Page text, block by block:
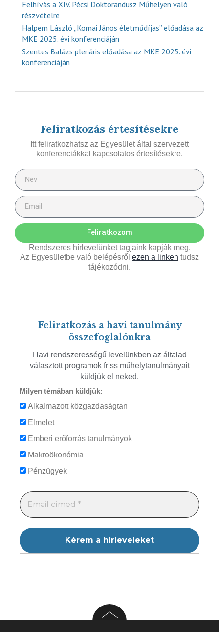
Felhívás a XIV. Pécsi Doktorandusz Műhelyen való
részvételre
Halpern László „Kornai János életműdíjas” előadása az
MKE 2025. évi konferenciáján
Szentes Balázs plenáris előadása az MKE 2025. évi
konferenciáján
Feliratkozás értesítésekre
Itt feliratkozhatsz az Egyesület által szervezett
konferenciákkal kapcsolatos értesítésekre.
Feliratkozom
Rendszeres hírlevelünket tagjaink kapják meg.
Az Egyesületbe való belépésről ezen a linken tudsz
tájékozódni.
Feliratkozás a havi tanulmány
összefoglalónkra
Havi rendszerességű levelünkben az általad
választott programok friss műhelytanulmányait
küldjük el neked.
Milyen témában küldjük:
Alkalmazott közgazdaságtan
Elmélet
Emberi erőforrás tanulmányok
Makroökonómia
Pénzügyek